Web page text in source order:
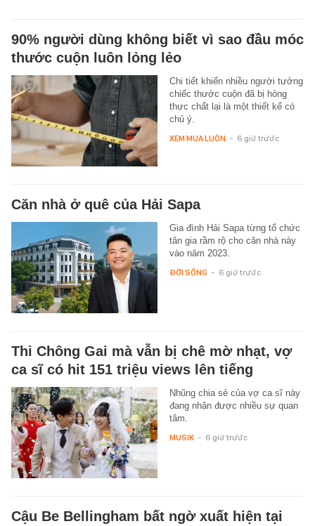
90% người dùng không biết vì sao đầu móc
thước cuộn luôn lỏng lẻo
Chi tiết khiến nhiều người tưởng
chiếc thước cuộn đã bị hỏng
thực chất lại là một thiết kế có
chủ ý.
XEM MUA LUÔN - 6 giờ trước
Căn nhà ở quê của Hải Sapa
Gia đình Hải Sapa từng tổ chức
tân gia rầm rộ cho căn nhà này
vào năm 2023.
ĐỜI SỐNG - 6 giờ trước
Thi Chông Gai mà vẫn bị chê mờ nhạt, vợ
ca sĩ có hit 151 triệu views lên tiếng
Nhũng chia sẻ của vợ ca sĩ này
đang nhận được nhiều sự quan
tâm.
MUSIK - 6 giờ trước
Cậu Be Bellingham bất ngờ xuất hiện tại